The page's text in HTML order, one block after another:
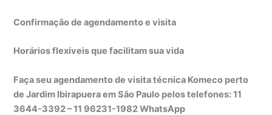
Confirmação de agendamento e visita
Horários flexíveis que facilitam sua vida
Faça seu agendamento de visita técnica Komeco perto
de Jardim Ibirapuera em São Paulo pelos telefones: 11
3644-3392 – 11 96231-1982 WhatsApp